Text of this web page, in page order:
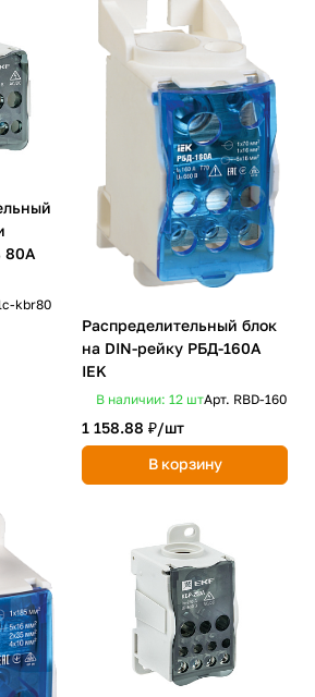
80A
kbr80
Распределительный блок
на DIN-рейку РБД-160А
IEK
В наличии: 12 штАрт. RBD-160
1 158.88 ₽/шт
В корзину